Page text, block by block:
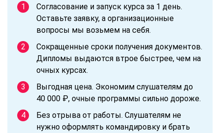
Согласование и запуск курса за 1 день.
Оставьте заявку, а организационные
вопросы мы возьмем на себя.
Сокращенные сроки получения документов.
Дипломы выдаются втрое быстрее, чем на
очных курсах.
Выгодная цена. Экономим слушателям до
40 000 ₽, очные программы сильно дороже.
Без отрыва от работы. Слушателям не
нужно оформлять командировку и брать